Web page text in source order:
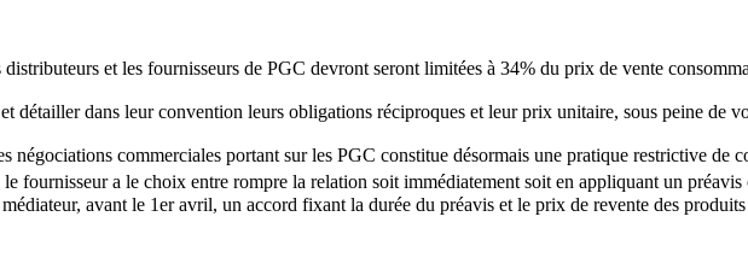
et les fournisseurs de PGC devront seront limitées à 34% du prix de vente
détailler dans leur convention leurs obligations réciproques et leur prix unitaire, sous peine de
commerciales portant sur les PGC constitue désormais une pratique restrictive de
fournisseur a le choix entre rompre la relation soit immédiatement soit en appliquant un
avant le 1er avril, un accord fixant la durée du préavis et le prix de revente des